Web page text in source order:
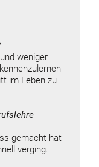
weniger
im Leben zu
gemacht hat
verging.